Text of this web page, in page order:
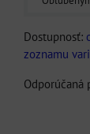
Dostupnosť:
zoznamu